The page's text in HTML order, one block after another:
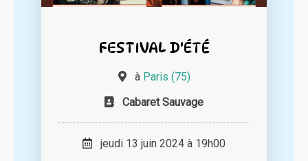
FESTIVAL D'ÉTÉ
à Paris (75)
Cabaret Sauvage
jeudi 13 juin 2024 à 19h00